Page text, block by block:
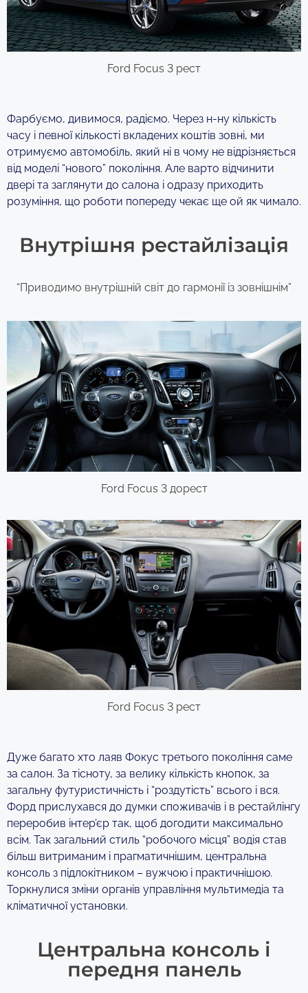
Ford Focus 3 рест
Фарбуємо, дивимося, радіємо. Через н-ну кількість
часу і певної кількості вкладених коштів зовні, ми
отримуємо автомобіль, який ні в чому не відрізняється
від моделі “нового” покоління. Але варто відчинити
двері та заглянути до салона і одразу приходить
розуміння, що роботи попереду чекає ще ой як чимало.
Внутрішня рестайлізація
“Приводимо внутрішній світ до гармонії із зовнішнім”
Ford Focus 3 дорест
Ford Focus 3 рест
Дуже багато хто лаяв Фокус третього покоління саме
за салон. За тісноту, за велику кількість кнопок, за
загальну футуристичність і “роздутість” всього і вся.
Форд прислухався до думки споживачів і в рестайлінгу
переробив інтер’єр так, щоб догодити максимально
всім. Так загальний стиль “робочого місця” водія став
більш витриманим і прагматичнішим, центральна
консоль з підлокітником – вужчою і практичнішою.
Торкнулися зміни органів управління мультимедіа та
кліматичної установки.
Центральна консоль і
передня панель